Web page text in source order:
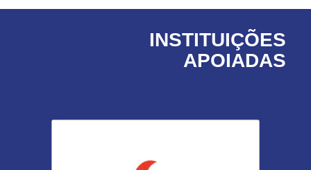
INSTITUIÇÕES
APOIADAS